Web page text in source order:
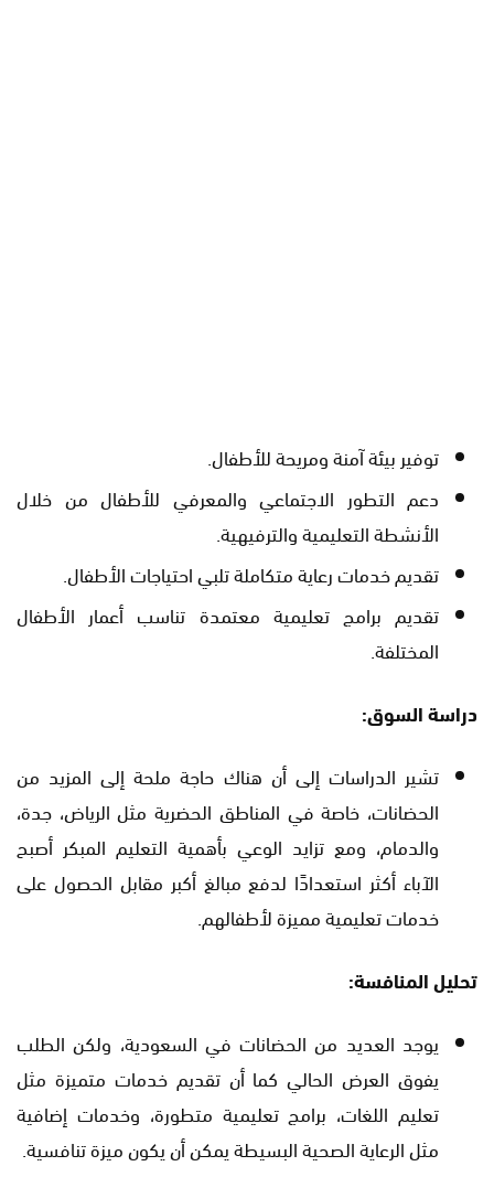
توفير بيئة آمنة ومريحة للأطفال.
دعم التطور الاجتماعي والمعرفي للأطفال من خلال
الأنشطة التعليمية والترفيهية.
تقديم خدمات رعاية متكاملة تلبي احتياجات الأطفال.
تقديم برامج تعليمية معتمدة تناسب أعمار الأطفال
المختلفة.
دراسة السوق:
تشير الدراسات إلى أن هناك حاجة ملحة إلى المزيد من
الحضانات، خاصة في المناطق الحضرية مثل الرياض، جدة،
والدمام، ومع تزايد الوعي بأهمية التعليم المبكر أصبح
الآباء أكثر استعدادًا لدفع مبالغ أكبر مقابل الحصول على
خدمات تعليمية مميزة لأطفالهم.
تحليل المنافسة:
يوجد العديد من الحضانات في السعودية، ولكن الطلب
يفوق العرض الحالي كما أن تقديم خدمات متميزة مثل
تعليم اللغات، برامج تعليمية متطورة، وخدمات إضافية
مثل الرعاية الصحية البسيطة يمكن أن يكون ميزة تنافسية.